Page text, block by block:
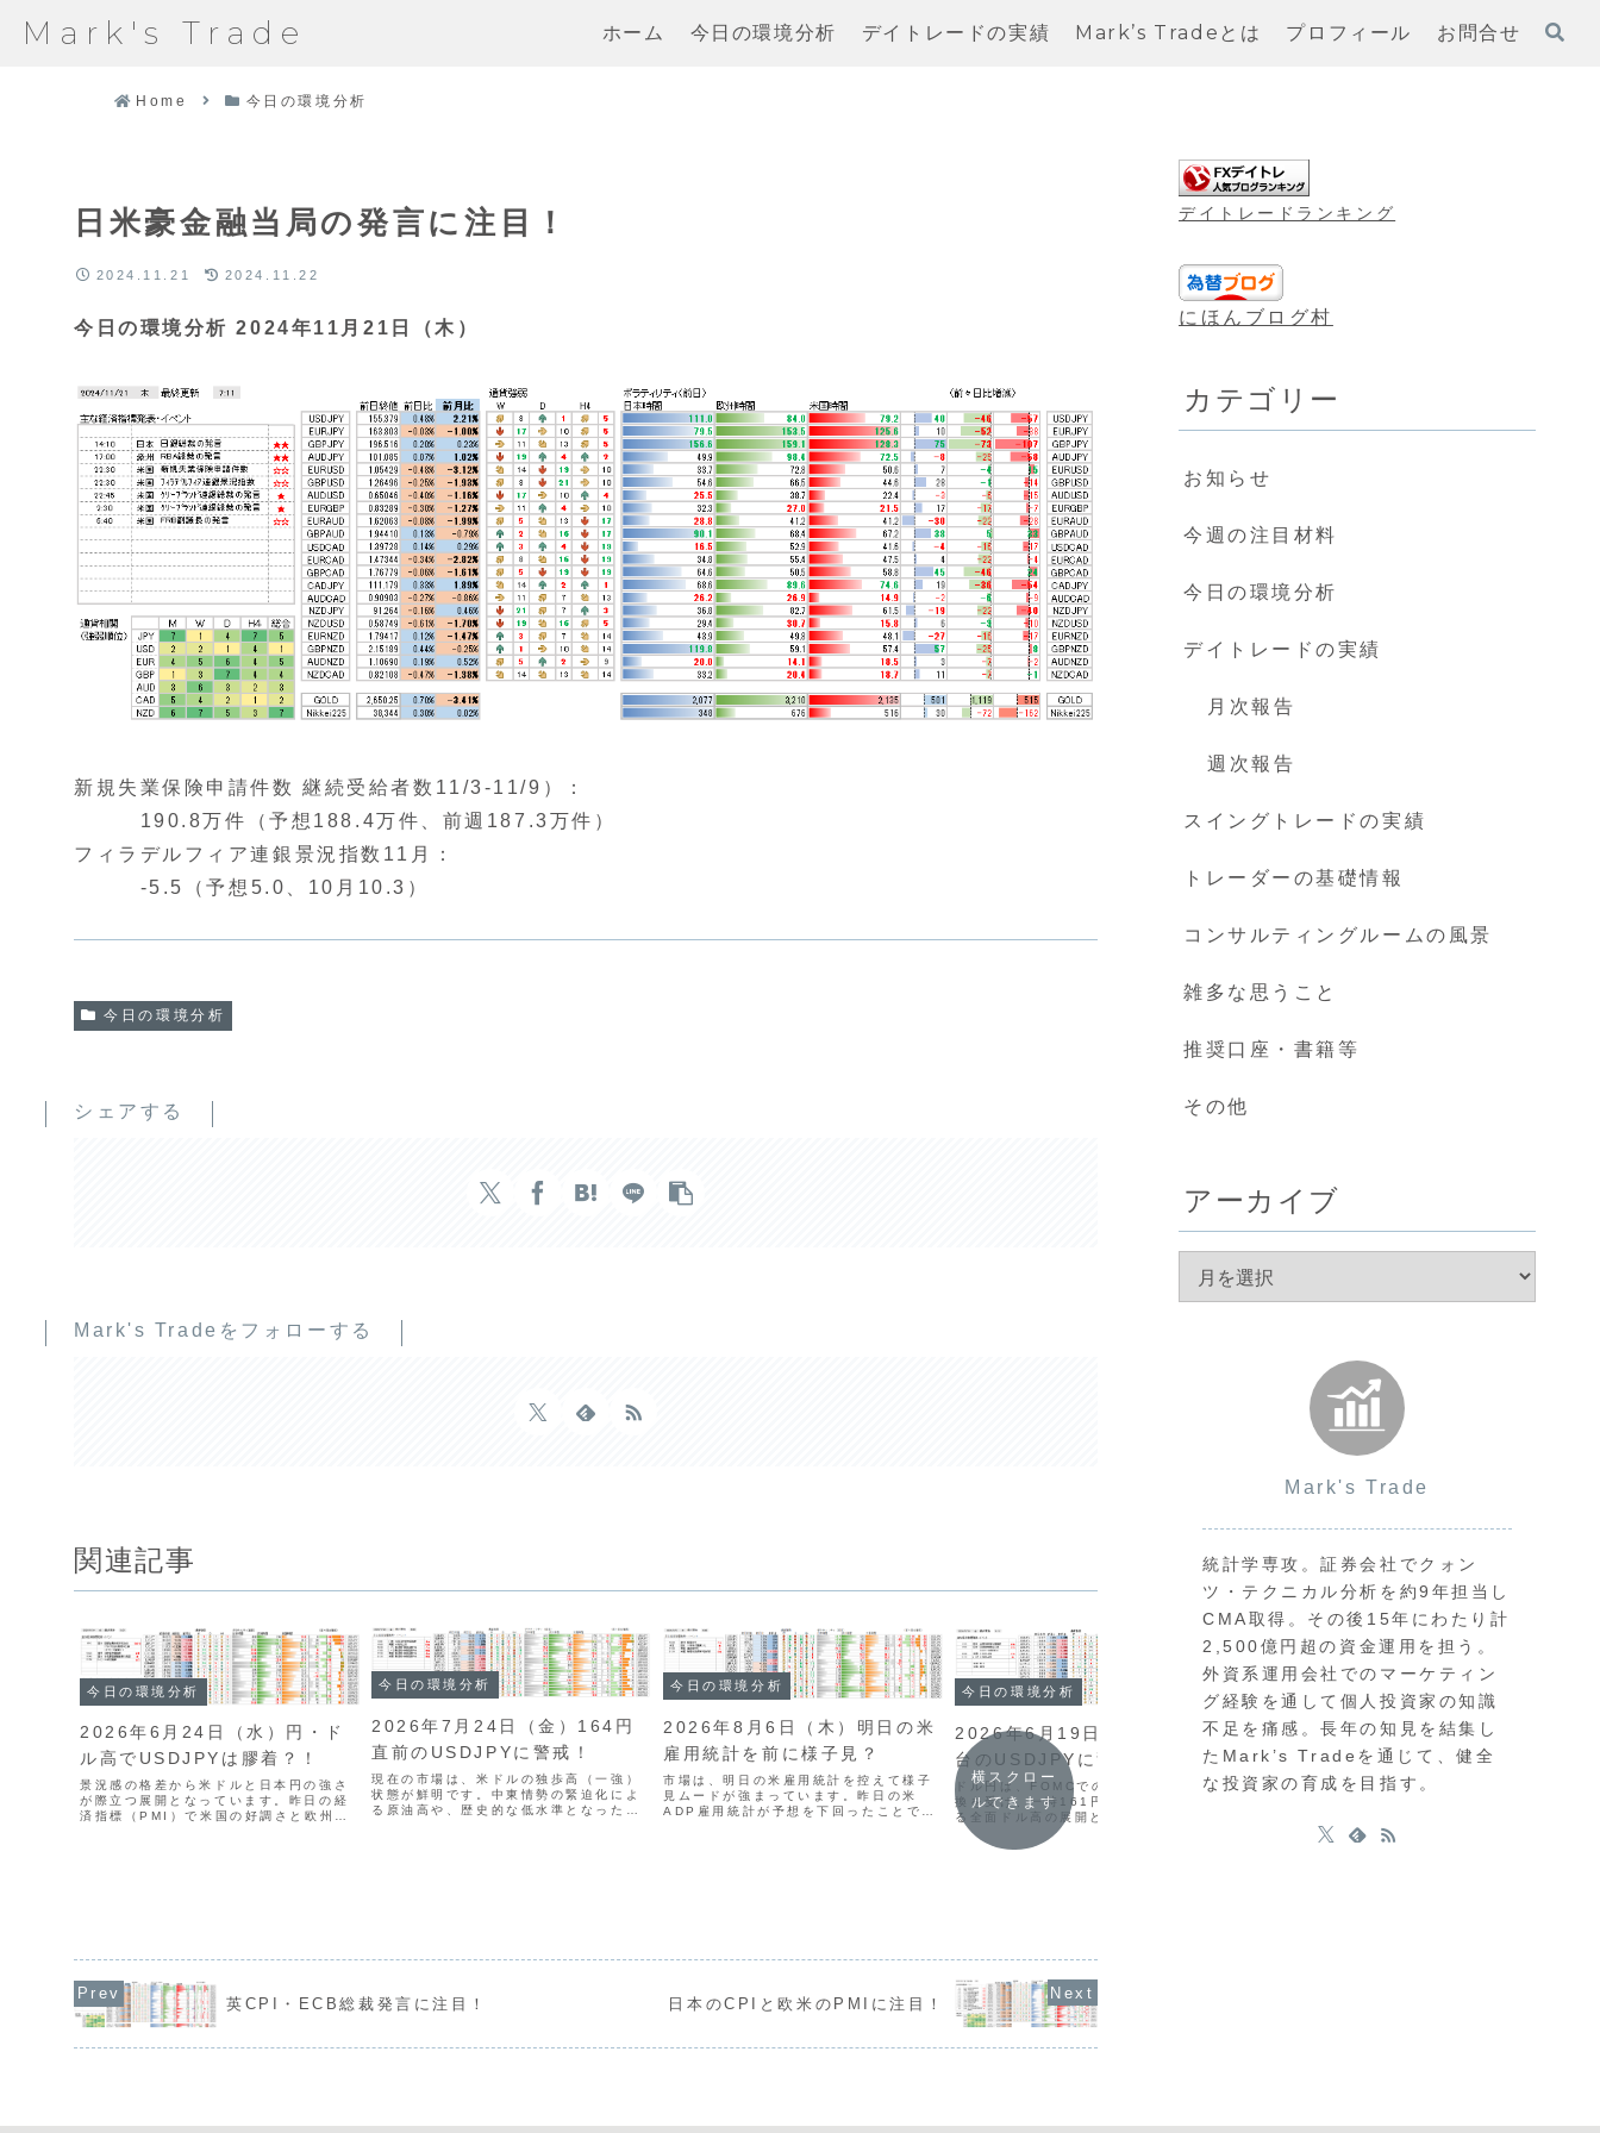
Mark's Trade ホーム 今日の環境分析 デイトレードの実績 Mark’s Tradeとは プロフィール お問合せ
Home 今日の環境分析
日米豪金融当局の発言に注目！
2024.11.21 2024.11.22
今日の環境分析 2024年11月21日（木）
新規失業保険申請件数 継続受給者数11/3-11/9）：
190.8万件（予想188.4万件、前週187.3万件）
フィラデルフィア連銀景況指数11月：
-5.5（予想5.0、10月10.3）
今日の環境分析
シェアする
Mark's Tradeをフォローする
関連記事
今日の環境分析
2026年6月24日（水）円・ド
ル高でUSDJPYは膠着？！
景況感の格差から米ドルと日本円の強さ
が際立つ展開となっています。昨日の経
済指標（PMI）で米国の好調さと欧州の
今日の環境分析
2026年7月24日（金）164円
直前のUSDJPYに警戒！
現在の市場は、米ドルの独歩高（一強）
状態が鮮明です。中東情勢の緊迫化によ
る原油高や、歴史的な低水準となった米
今日の環境分析
2026年8月6日（木）明日の米
雇用統計を前に様子見？
市場は、明日の米雇用統計を控えて様子
見ムードが強まっています。昨日の米
ADP雇用統計が予想を下回ったことで注
今日の環境分析
2026年6月19日（金）161円
台のUSDJPYに警戒！
ドル円は、FOMCでの利上げ方針への転
換を受け、一時161円台後半まで上昇す
る全面ドル高の展開となりました。しか
し、162円は政府・日銀による円買い介
入の警戒水準とされるため、ここからの
今日の環境分析
2026年7月28日（火）ドル高
継続に注目！
市場は、今週の日米英の金融政策発表を
前に様子見姿勢が強く、方向感の乏しい
し、全体的にボラティリティも低い状態
が続いています。通貨相関を見ると、米
横スクロー
ルできます
英CPI・ECB総裁発言に注目！ 日本のCPIと欧米のPMIに注目！
デイトレードランキング
にほんブログ村
カテゴリー
お知らせ
今週の注目材料
今日の環境分析
デイトレードの実績
月次報告
週次報告
スイングトレードの実績
トレーダーの基礎情報
コンサルティングルームの風景
雑多な思うこと
推奨口座・書籍等
その他
アーカイブ
Mark's Trade
統計学専攻。証券会社でクォン
ツ・テクニカル分析を約9年担当し
CMA取得。その後15年にわたり計
2,500億円超の資金運用を担う。
外資系運用会社でのマーケティン
グ経験を通して個人投資家の知識
不足を痛感。長年の知見を結集し
たMark’s Tradeを通じて、健全
な投資家の育成を目指す。